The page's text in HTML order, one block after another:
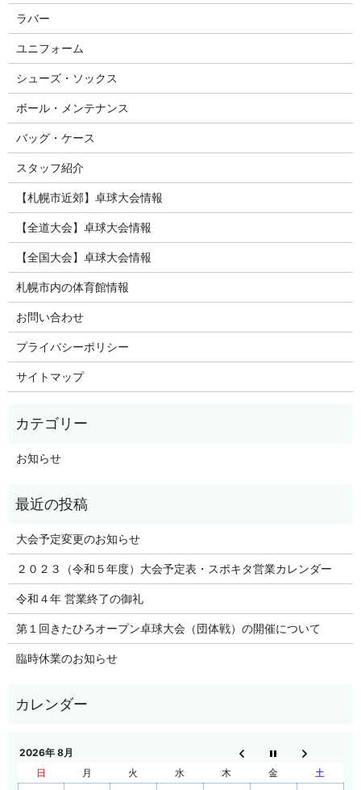
ラバー
ユニフォーム
シューズ・ソックス
ボール・メンテナンス
バッグ・ケース
スタッフ紹介
【札幌市近郊】卓球大会情報
【全道大会】卓球大会情報
【全国大会】卓球大会情報
札幌市内の体育館情報
お問い合わせ
プライバシーポリシー
サイトマップ
お知らせ
大会予定変更のお知らせ
２０２３（令和５年度）大会予定表・スポキタ営業カレンダー
令和４年 営業終了の御礼
第１回きたひろオープン卓球大会（団体戦）の開催について
臨時休業のお知らせ
2026年 8月
日
月 火 水 木 金
土